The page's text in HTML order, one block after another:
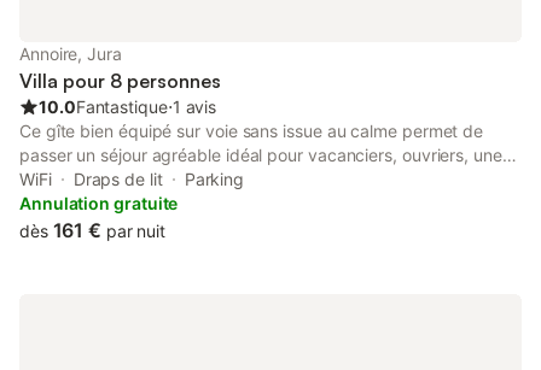
Annoire, Jura
Villa pour 8 personnes
10.0Fantastique⋅1 avis
Ce gîte bien équipé sur voie sans issue au calme permet de
passer un séjour agréable idéal pour vacanciers, ouvriers, une
halte de passage. Les gîte est équipé au rez de chaussée d’une
grande pièce de vie avec accès sur terrasse cuisine incorporée
avec four micro-ondes congélateur four électrique avec acces
WiFi Draps de lit
Parking
Annulation gratuite
dès 161 € par nuit